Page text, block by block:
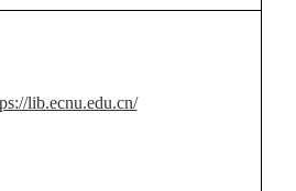
lib.ecnu.edu.cn/